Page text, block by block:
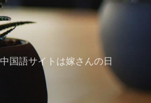
国語サイトは嫁さんの日